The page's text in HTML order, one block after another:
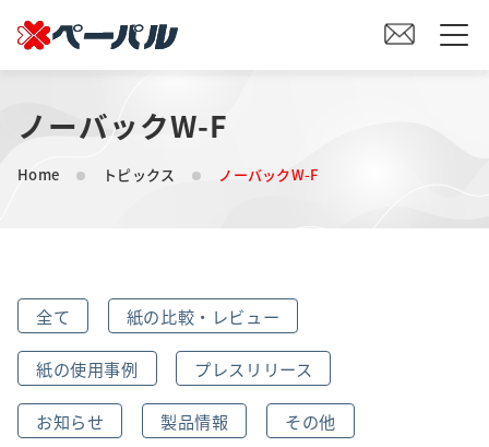
HOME
初めての方へ
オリジナル素材製造をご検討の方へ
会社案内
ノーバックW-F
Home トピックス ノーバックW-F
全て 紙の比較・レビュー
紙の使用事例 プレスリリース
お知らせ 製品情報 その他